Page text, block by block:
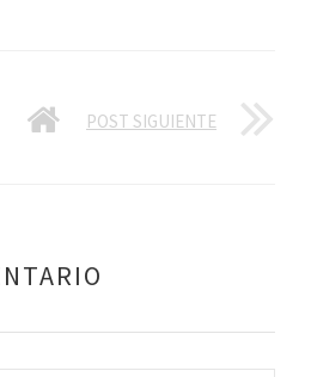
POST SIGUIENTE